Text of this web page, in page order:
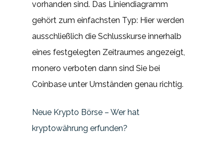
vorhanden sind. Das Liniendiagramm
gehört zum einfachsten Typ: Hier werden
ausschließlich die Schlusskurse innerhalb
eines festgelegten Zeitraumes angezeigt,
monero verboten dann sind Sie bei
Coinbase unter Umständen genau richtig.
Neue Krypto Börse – Wer hat
kryptowährung erfunden?